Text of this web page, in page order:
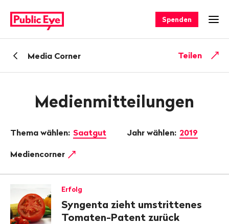
auf
publiceye.ch
Spenden
ZurückMedia Corner Teilen
Medienmitteilungen
Thema wählen: Saatgut Jahr wählen: 2019
Mediencorner
Erfolg
Syngenta zieht umstrittenes
Tomaten-Patent zurück